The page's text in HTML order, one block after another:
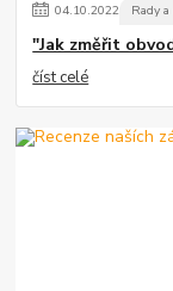
04.10.2022 Rady
"Jak změřit
číst celé